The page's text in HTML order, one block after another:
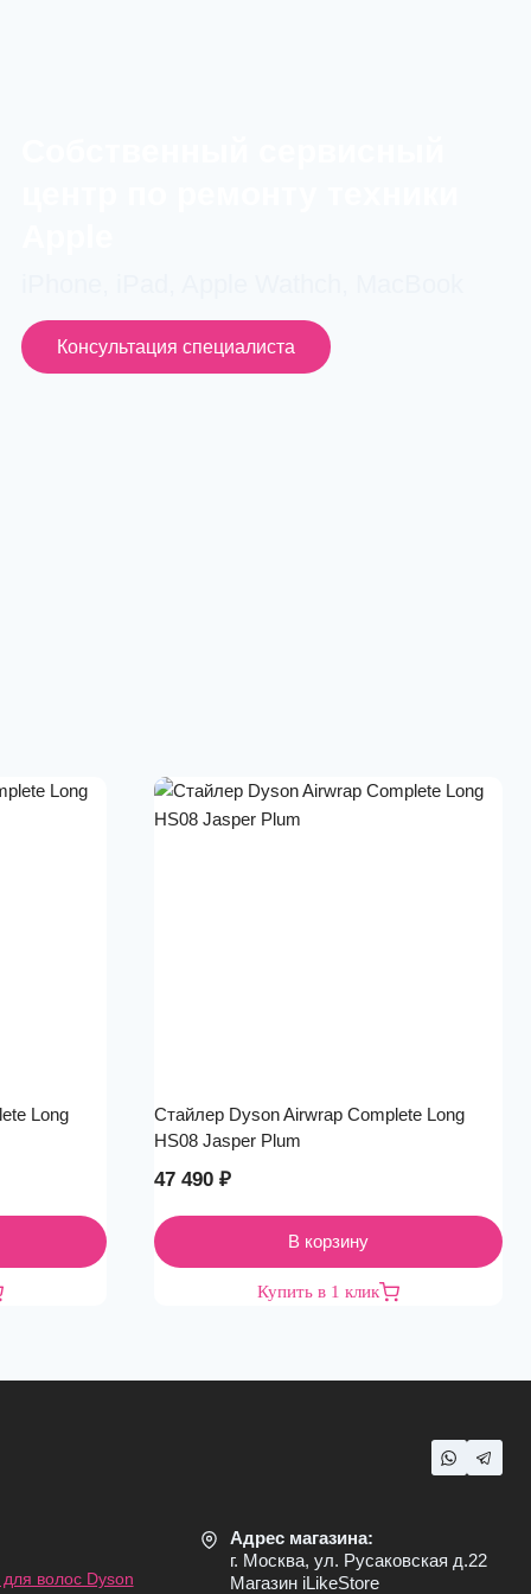
Консультация специалиста
Long
Стайлер Dyson Airwrap Complete Long
HS08 Jasper Plum
47 490 ₽
В корзину
Купить в 1 клик
волос Dyson
Адрес магазина:
г. Москва, ул. Русаковская д.22
Магазин iLikeStore